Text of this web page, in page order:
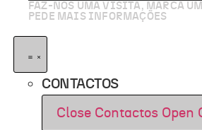
FAZ-NOS UMA VISITA, MARCA
PEDE MAIS INFORMAÇÕES
CONTACTOS
Close Contactos Open